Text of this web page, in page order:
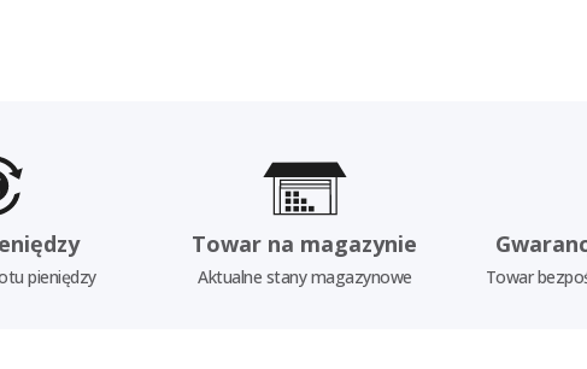
pieniędzy
Towar na magazynie
Aktualne stany magazynowe Towar